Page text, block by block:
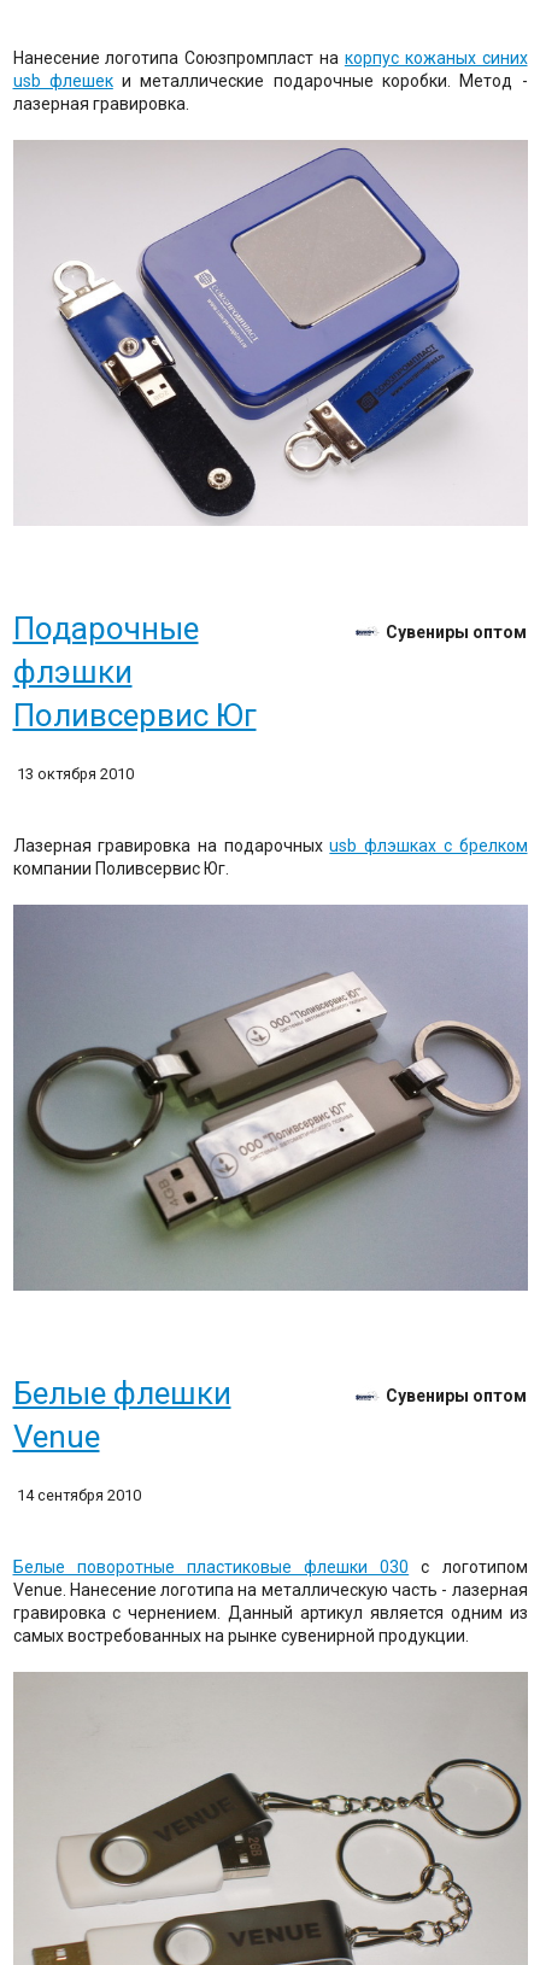
Нанесение логотипа Союзпромпласт на корпус кожаных синих
usb флешеки металлические подарочные коробки. Метод -
лазерная гравировка.
Подарочные
флэшки
Поливсервис Юг
Сувениры оптом
13 октября 2010
Лазерная гравировка на подарочныхusb флэшках с брелком
компании Поливсервис Юг.
Белые флешки
Venue
Сувениры оптом
14 сентября 2010
Белые поворотные пластиковые флешки 030 с логотипом
Venue. Нанесение логотипа на металлическую часть - лазерная
гравировка с чернением. Данный артикул является одним из
самых востребованных на рынке сувенирной продукции.